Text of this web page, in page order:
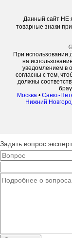
Данный сайт НЕ
товарные знаки
При использовании
на
уведомлением в
согласны с тем,
должны
Москва • Санкт-
Нижний
Задать вопрос